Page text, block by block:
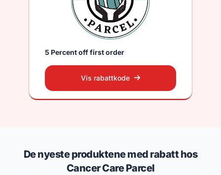
5 Percent off first order
Vis rabattkode
De nyeste produktene med rabatt hos
Cancer Care Parcel